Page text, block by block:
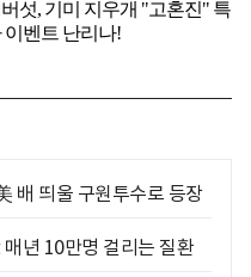
배 띄울 구원투수로 등장
년 10만명 걸리는 질환